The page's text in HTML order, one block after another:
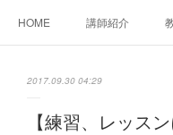
HOME 講師紹介
2017.09.30 04:29
【練習、レッス